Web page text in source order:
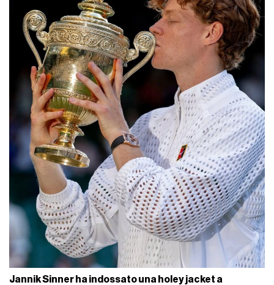
Jannik Sinner ha indossato una holey jacket a